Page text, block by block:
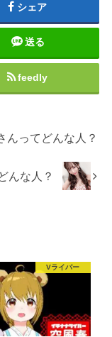
シェア
送る
feedly
んってどんな人？
んな人？
Vライバー